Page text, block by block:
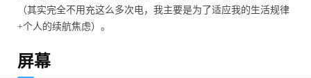
（其实完全不用充这么多次电，我主要是为了适应我的生活规律
+个人的续航焦虑）。
屏幕